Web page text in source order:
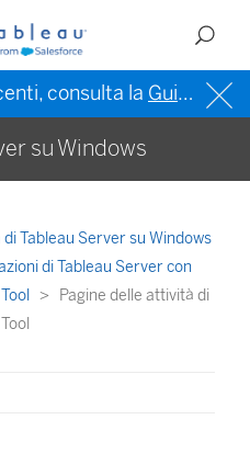
consulta la Guida di Tableau in inglese (Stati Uniti)
su Windows
di Tableau Server su Windows
di Tableau Server con
Pagine delle attività di